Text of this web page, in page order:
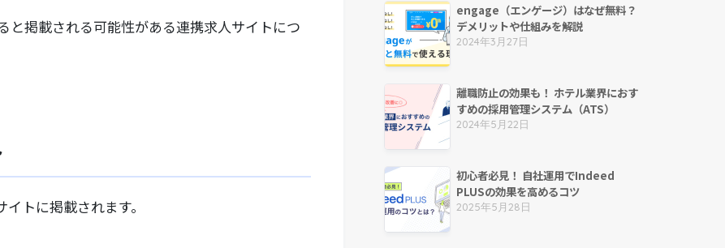
掲載される可能性がある連携求人サイトにつ
トに掲載されます。
engage（エンゲージ）はなぜ無料？
デメリットや仕組みを解説
2024年3月27日
離職防止の効果も！ ホテル業界におす
すめの採用管理システム（ATS）
2024年5月22日
初心者必見！ 自社運用でIndeed
PLUSの効果を高めるコツ
2025年5月28日